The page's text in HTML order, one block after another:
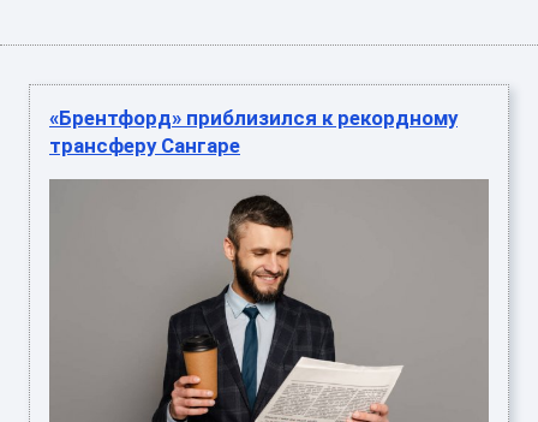
«Брентфорд» приблизился к рекордному
трансферу Сангаре